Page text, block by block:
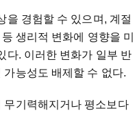
을 경험할 수 있으며, 계절
생리적 변화에 영향을 미
다. 이러한 변화가 일부 반
능성도 배제할 수 없다.
무기력해지거나 평소보다